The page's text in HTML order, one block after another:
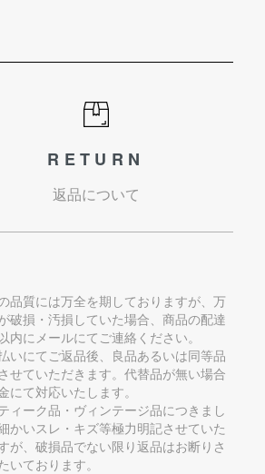
RETURN
返品について
品質には万全を期しておりますが、万
破損・汚損していた場合、商品の配達
内にメールにてご連絡ください。
いにてご返品後、良品あるいは同等品
せていただきます。代替品が無い場合
にて対応いたします。
ィーク品・ヴィンテージ品につきまし
かいスレ・キズ等極力明記させていた
が、破損品でない限り返品はお断りさ
いております。